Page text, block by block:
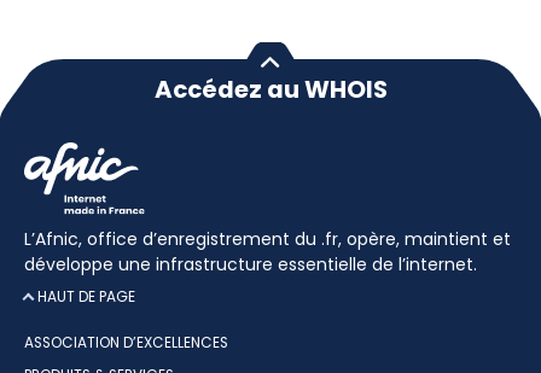
Accédez au WHOIS
L’Afnic, office d’enregistrement du .fr, opère, maintient et
développe une infrastructure essentielle de l’internet.
HAUT DE PAGE
ASSOCIATION D’EXCELLENCES